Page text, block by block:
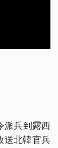
派兵到露西
送北韓官兵